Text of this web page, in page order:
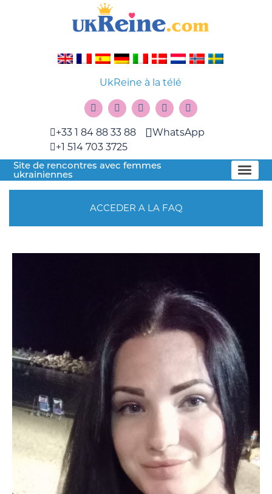
UkReine à la télé
+33 1 84 88 33 88
+1 514 703 3725
WhatsApp
Site de rencontres avec femmes
ukrainiennes
ACCEDER A LA FAQ